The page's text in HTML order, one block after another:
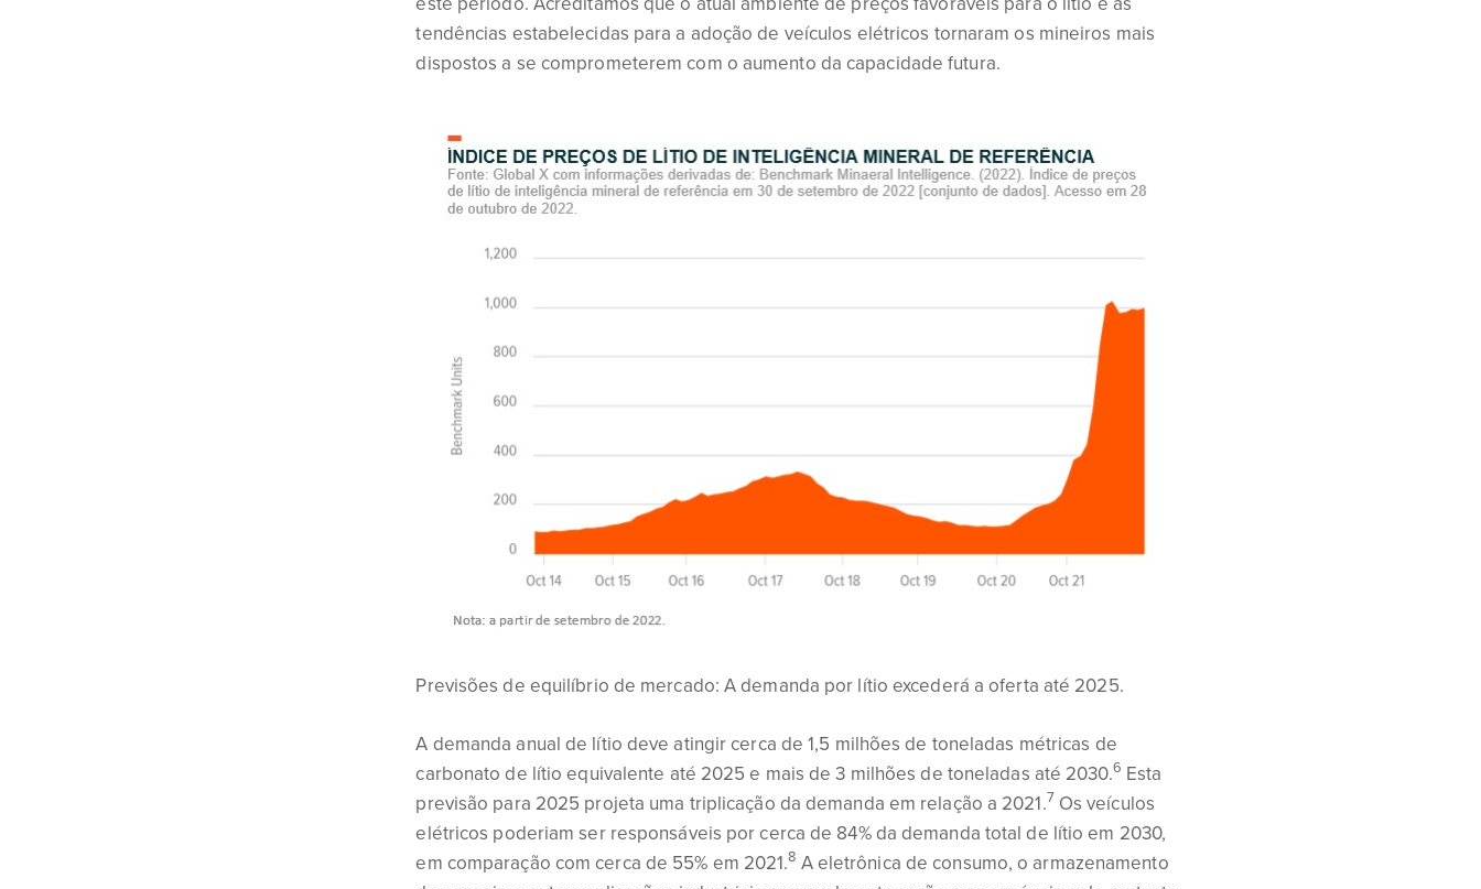
tendências estabelecidas para a adoção de veículos elétricos tornaram os mineiros mais
dispostos a se comprometerem com o aumento da capacidade futura.
Previsões de equilíbrio de mercado: A demanda por lítio excederá a oferta até 2025.
A demanda anual de lítio deve atingir cerca de 1,5 milhões de toneladas métricas de
carbonato de lítio equivalente até 2025 e mais de 3 milhões de toneladas até 2030.6 Esta
previsão para 2025 projeta uma triplicação da demanda em relação a 2021.7 Os veículos
elétricos poderiam ser responsáveis por cerca de 84% da demanda total de lítio em 2030,
em comparação com cerca de 55% em 2021.8 A eletrônica de consumo, o armazenamento